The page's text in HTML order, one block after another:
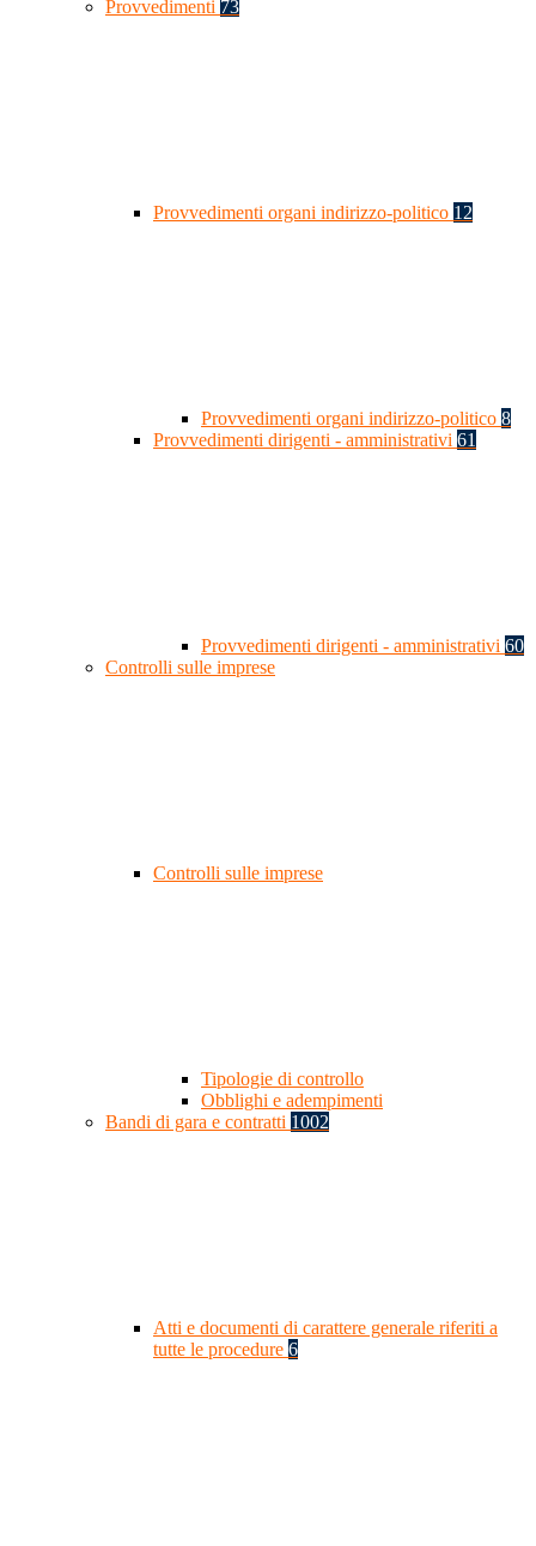
Provvedimenti 73
Provvedimenti organi indirizzo-politico 12
Provvedimenti organi indirizzo-politico 8
Provvedimenti dirigenti - amministrativi 61
Provvedimenti dirigenti - amministrativi 60
Controlli sulle imprese
Controlli sulle imprese
Tipologie di controllo
Obblighi e adempimenti
Bandi di gara e contratti 1002
Atti e documenti di carattere generale riferiti a
tutte le procedure 6